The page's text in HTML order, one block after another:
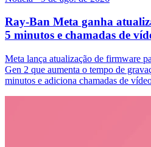
Ray-Ban Meta ganha
5 minutos e chamadas de
Meta lança atualização de firmware
Gen 2 que aumenta o tempo de
minutos e adiciona chamadas de